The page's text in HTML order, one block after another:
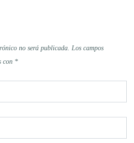
no será publicada. Los campos
con *